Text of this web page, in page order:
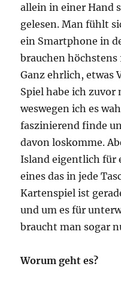
allein in einer Hand
gelesen. Man fühlt
ein Smartphone in
brauchen
Ganz ehrlich, etwas
Spiel habe ich zuvor
weswegen ich es
faszinierend finde
davon loskomme.
Island eigentlich für
eines das in jede
Kartenspiel ist
und um es für
braucht man sogar
Worum geht es?